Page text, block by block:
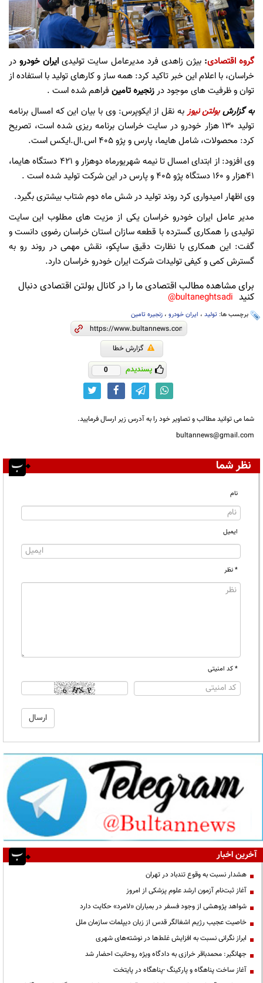
گروه اقتصادی: بیژن زاهدی فرد مدیرعامل سایت تولیدیایران خودرودر
خراسان، با اعلام این خبر تاکید کرد: همه ساز و کارهای تولید با استفاده از
توان و ظرفیت های موجود در زنجیره تامین فراهم شده است .
به گزارشبولتن نیوز به نقل از ایکوپرس: وی با بیان این که امسال برنامه
تولید ۱۳۰ هزار خودرو در سایت خراسان برنامه ریزی شده است، تصریح
کرد: محصولات، شامل هایما، پارس و پژو ۴۰۵ اس.ال.ایکس است.
وی افزود: از ابتدای امسال تا نیمه شهریورماه دوهزار و ۴۲۱ دستگاه هایما،
۴۱هزار و ۱۶۰ دستگاه پژو ۴۰۵ و پارس در این شرکت تولید شده است .
وی اظهار امیدواری کرد روند تولید در شش ماه دوم شتاب بیشتری بگیرد.
مدیر عامل ایران خودرو خراسان یکی از مزیت های مطلوب این سایت
تولیدی را همکاری گسترده با قطعه سازان استان خراسان رضوی دانست و
گفت: این همکاری با نظارت دقیق ساپکو، نقش مهمی در روند رو به
گسترش کمی و کیفی تولیدات شرکت ایران خودرو خراسان دارد.
برای مشاهده مطالب اقتصادی ما را در کانال بولتن اقتصادی دنبال
کنید bultaneghtsadi@
برچسب ها: تولید ، ایران خودرو ، زنجیره تامین
گزارش خطا
پسندیدم 0
شما می توانید مطالب و تصاویر خود را به آدرس زیر ارسال فرمایید.
bultannews@gmail.com
نظر شما
نام
ایمیل
* نظر
* کد امنیتی
آخرین اخبار
هشدار نسبت به وقوع تندباد در تهران
آغاز ثبت‌نام آزمون ارشد علوم پزشکی از امروز
شواهد پژوهشی از وجود فسفر در بمباران «لامرد» حکایت دارد
خاصیت عجیب رژیم اشغالگر قدس از زبان دیپلمات سازمان ملل
ابراز نگرانی نسبت به افزایش غلط‌ها در نوشته‌های شهری
جهانگیر: محمدباقر خرازی به دادگاه ویژه روحانیت احضار شد
آغاز ساخت پناهگاه و پارکینگ -پناهگاه در پایتخت